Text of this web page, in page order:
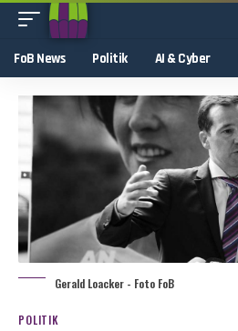
FoB News Politik AI & Cyber
Gerald Loacker - Foto FoB
POLITIK